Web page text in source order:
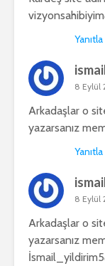
Yanıtla
8 Eylül
Arkadaşlar o
yazarsanız
Yanıtla
8 Eylül
Arkadaşlar o
yazarsanız